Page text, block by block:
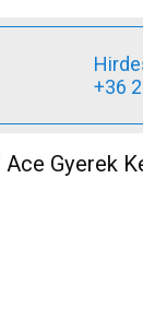
+36
Ace Gyerek